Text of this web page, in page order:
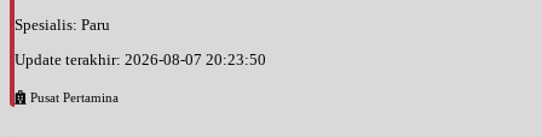
Spesialis: Paru
Update terakhir: 2026-08-07 20:23:50
Pusat Pertamina